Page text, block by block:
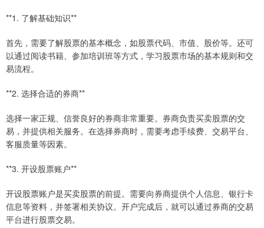
**1. 了解基础知识**
首先，需要了解股票的基本概念，如股票代码、市值、股价等。还可
以通过阅读书籍、参加培训班等方式，学习股票市场的基本规则和交
易流程。
**2. 选择合适的券商**
选择一家正规、信誉良好的券商非常重要。券商负责买卖股票的交
易，并提供相关服务。在选择券商时，需要考虑手续费、交易平台、
客服质量等因素。
**3. 开设股票账户**
开设股票账户是买卖股票的前提。需要向券商提供个人信息、银行卡
信息等资料，并签署相关协议。开户完成后，就可以通过券商的交易
平台进行股票交易。